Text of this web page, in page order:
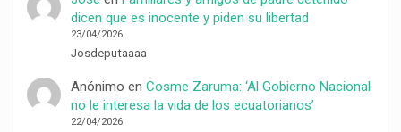
dicen que es inocente y piden su libertad
23/04/2026
Josdeputaaaa
Anónimo en Cosme Zaruma: ‘Al Gobierno Nacional
no le interesa la vida de los ecuatorianos’
22/04/2026